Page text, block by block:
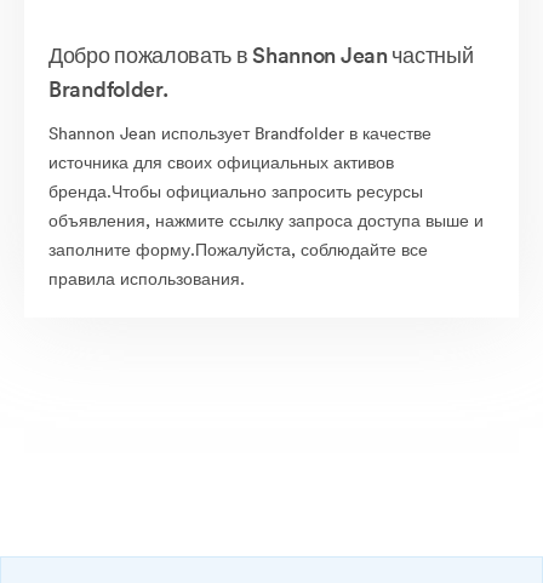
Добро пожаловать в Shannon Jean частный
Brandfolder.
Shannon Jean использует Brandfolder в качестве
источника для своих официальных активов
бренда.Чтобы официально запросить ресурсы
объявления, нажмите ссылку запроса доступа выше и
заполните форму.Пожалуйста, соблюдайте все
правила использования.